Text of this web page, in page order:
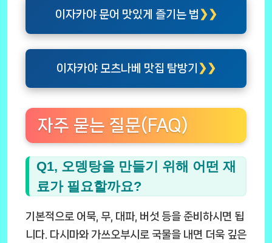
이자카야 문어 맛있게 즐기는 법
이자카야 모츠나베 맛집 탐방기
자주 묻는 질문(FAQ)
Q1, 오뎅탕을 만들기 위해 어떤 재
료가 필요할까요?
기본적으로 어묵, 무, 대파, 버섯 등을 준비하시면 됩
니다. 다시마와 가쓰오부시로 국물을 내면 더욱 깊은